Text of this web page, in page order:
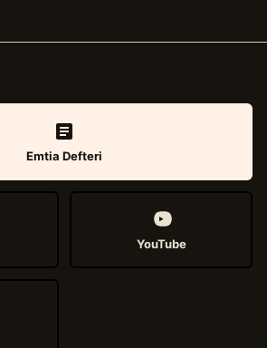
Emtia Defteri
YouTube